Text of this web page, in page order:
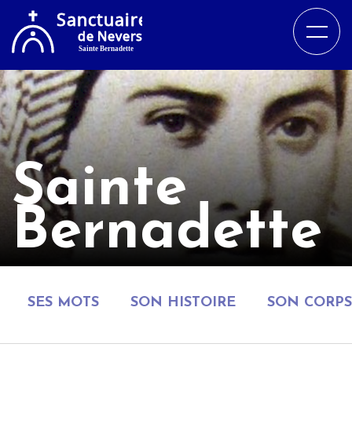
Sainte
Bernadette
SES MOTS SON HISTOIRE SON CORPS